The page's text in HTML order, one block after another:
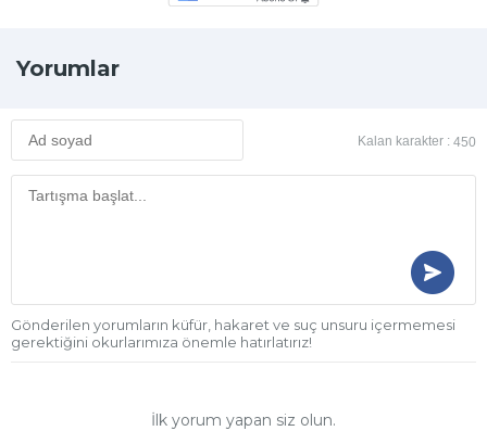
Yorumlar
Kalan karakter : 450
Gönderilen yorumların küfür, hakaret ve suç unsuru içermemesi
gerektiğini okurlarımıza önemle hatırlatırız!
İlk yorum yapan siz olun.